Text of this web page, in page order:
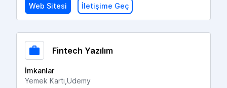
Web Sitesi İletişime Geç
Fintech Yazılım
İmkanlar
Yemek Kartı,Udemy